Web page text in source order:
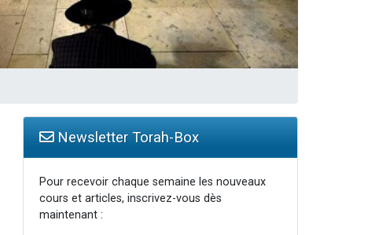
Newsletter Torah-Box
Pour recevoir chaque semaine les nouveaux
cours et articles, inscrivez-vous dès
maintenant :